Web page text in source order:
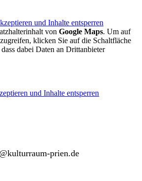
und Inhalte entsperren
vonGoogle Maps. Um auf
klicken Sie auf die Schaltfläche
dabei Daten an Drittanbieter
und Inhalte entsperren
prien.de